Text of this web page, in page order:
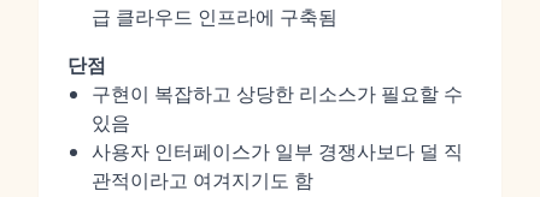
급 클라우드 인프라에 구축됨
단점
구현이 복잡하고 상당한 리소스가 필요할 수
있음
사용자 인터페이스가 일부 경쟁사보다 덜 직
관적이라고 여겨지기도 함